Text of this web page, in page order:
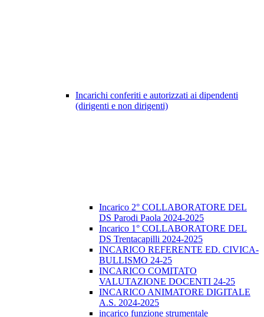
Incarichi conferiti e autorizzati ai dipendenti
(dirigenti e non dirigenti)
Incarico 2° COLLABORATORE DEL
DS Parodi Paola 2024-2025
Incarico 1° COLLABORATORE DEL
DS Trentacapilli 2024-2025
INCARICO REFERENTE ED. CIVICA-
BULLISMO 24-25
INCARICO COMITATO
VALUTAZIONE DOCENTI 24-25
INCARICO ANIMATORE DIGITALE
A.S. 2024-2025
incarico funzione strumentale